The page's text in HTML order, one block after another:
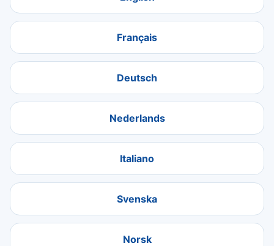
Français
Deutsch
Nederlands
Italiano
Svenska
Norsk